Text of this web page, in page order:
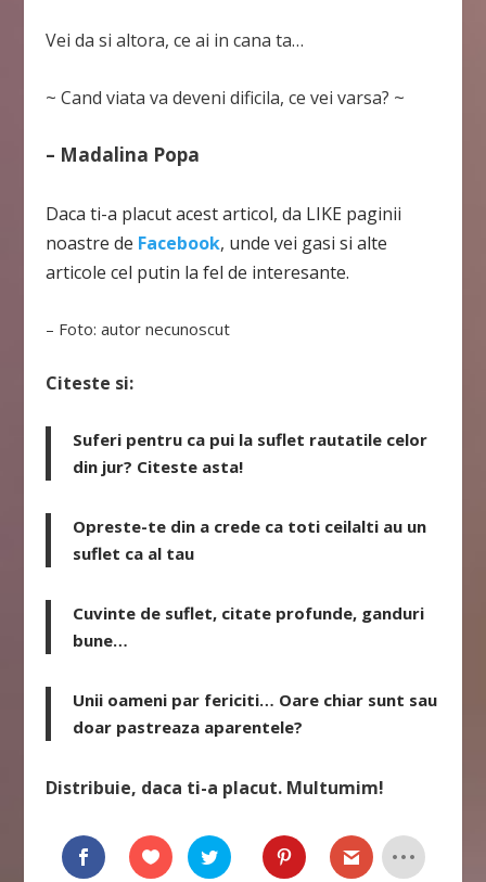
Vei da si altora, ce ai in cana ta…
~ Cand viata va deveni dificila, ce vei varsa? ~
– Madalina Popa
Daca ti-a placut acest articol, da LIKE paginii
noastre de Facebook, unde vei gasi si alte
articole cel putin la fel de interesante.
– Foto: autor necunoscut
Citeste si:
Suferi pentru ca pui la suflet rautatile celor
din jur? Citeste asta!
Opreste-te din a crede ca toti ceilalti au un
suflet ca al tau
Cuvinte de suflet, citate profunde, ganduri
bune…
Unii oameni par fericiti… Oare chiar sunt sau
doar pastreaza aparentele?
Distribuie, daca ti-a placut. Multumim!